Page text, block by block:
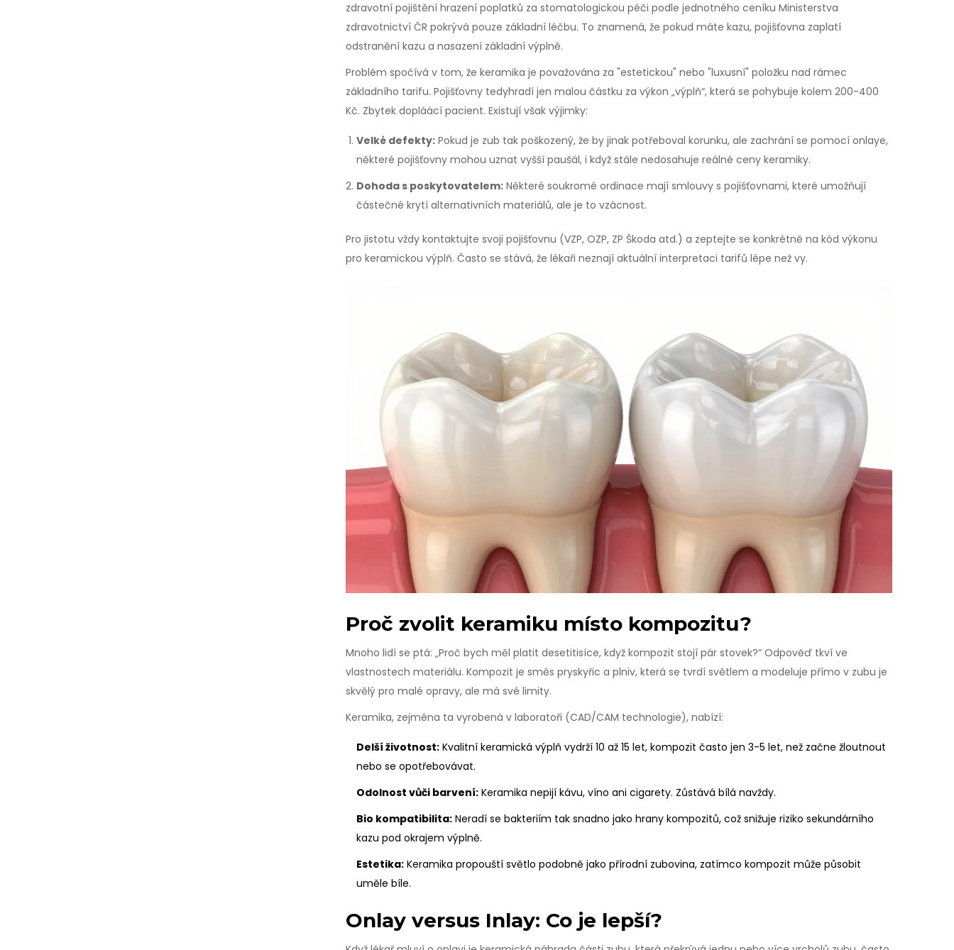
zdravotní pojištěníhrazení poplatků za stomatologickou péči podle jednotného ceníku Ministerstva
zdravotnictví ČR pokrývá pouze základní léčbu. To znamená, že pokud máte kazu, pojišťovna zaplatí
odstranění kazu a nasazení základní výplně.
Problém spočívá v tom, že keramika je považována za "estetickou" nebo "luxusní" položku nad rámec
základního tarifu. Pojišťovny tedyhradí jen malou částku za výkon „výplň“, která se pohybuje kolem 200-400
Kč. Zbytek dopláácí pacient. Existují však výjimky:
Velké defekty:Pokud je zub tak poškozený, že by jinak potřeboval korunku, ale zachrání se pomocí onlaye,
některé pojišťovny mohou uznat vyšší paušál, i když stále nedosahuje reálné ceny keramiky.
Dohoda s poskytovatelem:Některé soukromé ordinace mají smlouvy s pojišťovnami, které umožňují
částečné krytí alternativních materiálů, ale je to vzácnost.
Pro jistotu vždy kontaktujte svoji pojišťovnu (VZP, OZP, ZP Škoda atd.) a zeptejte se konkrétně na kód výkonu
pro keramickou výplň. Často se stává, že lékaři neznají aktuální interpretaci tarifů lépe než vy.
Proč zvolit keramiku místo kompozitu?
Mnoho lidí se ptá: „Proč bych měl platit desetitisíce, když kompozit stojí pár stovek?“ Odpověď tkví ve
vlastnostech materiálu. Kompozit je směs pryskyřic a plniv, která se tvrdí světlem a modeluje přímo v zubu je
skvělý pro malé opravy, ale má své limity.
Keramika, zejména ta vyrobená v laboratoři (CAD/CAM technologie), nabízí:
Delší životnost:Kvalitní keramická výplň vydrží 10 až 15 let, kompozit často jen 3-5 let, než začne žloutnout
nebo se opotřebovávat.
Odolnost vůči barvení:Keramika nepijí kávu, víno ani cigarety. Zůstává bílá navždy.
Bio kompatibilita:Neradí se bakteriím tak snadno jako hrany kompozitů, což snižuje riziko sekundárního
kazu pod okrajem výplně.
Estetika:Keramika propouští světlo podobně jako přírodní zubovina, zatímco kompozit může působit
uměle bíle.
Onlay versus Inlay: Co je lepší?